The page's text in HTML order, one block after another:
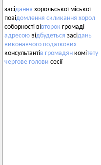
засідання хорольської міської
повідомлення скликання хорол
соборності вівторок громаді
адресою відбудеться засідань
виконавчого податкових
консультантів громадян комітету
чергове голови сесії